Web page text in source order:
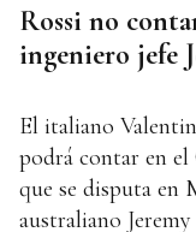
Rossi no
ingeniero jefe
El italiano
podrá contar en
que se disputa en
australiano